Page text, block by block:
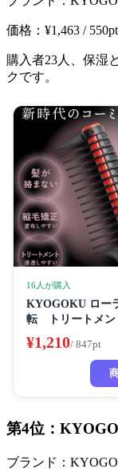
価格：¥1,463 / 550pt
購入者23人、保湿
クです。
16人が購入
KYOGOKU ロー
転 トリートメ
¥1,210/ 847pt
第4位：
ブランド：